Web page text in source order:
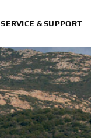
SERVICE & SUPPORT